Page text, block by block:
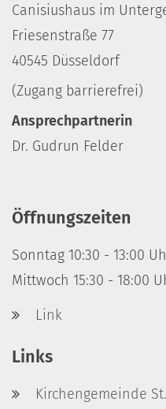
Canisiushaus im
Friesenstraße 77
40545 Düsseldorf
(Zugang barrierefrei)
Ansprechpartnerin
Dr. Gudrun Felder
Öffnungszeiten
Sonntag 10:30 - 13:00
Mittwoch 15:30 - 18:00
Link
Links
Kirchengemeinde